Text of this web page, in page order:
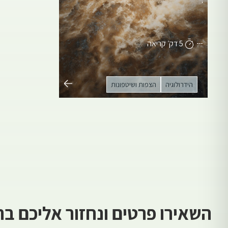
הידרולוגיה הצפות ושיטפונות
5 דק׳ קריאה
השאירו פרטים ונחזור אליכם